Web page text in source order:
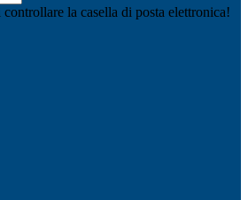
la casella di posta elettronica!